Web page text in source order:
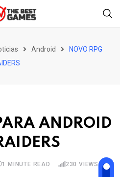
Android
NOVO RPG
ANDROID
1 MINUTE READ 230 VIEWS